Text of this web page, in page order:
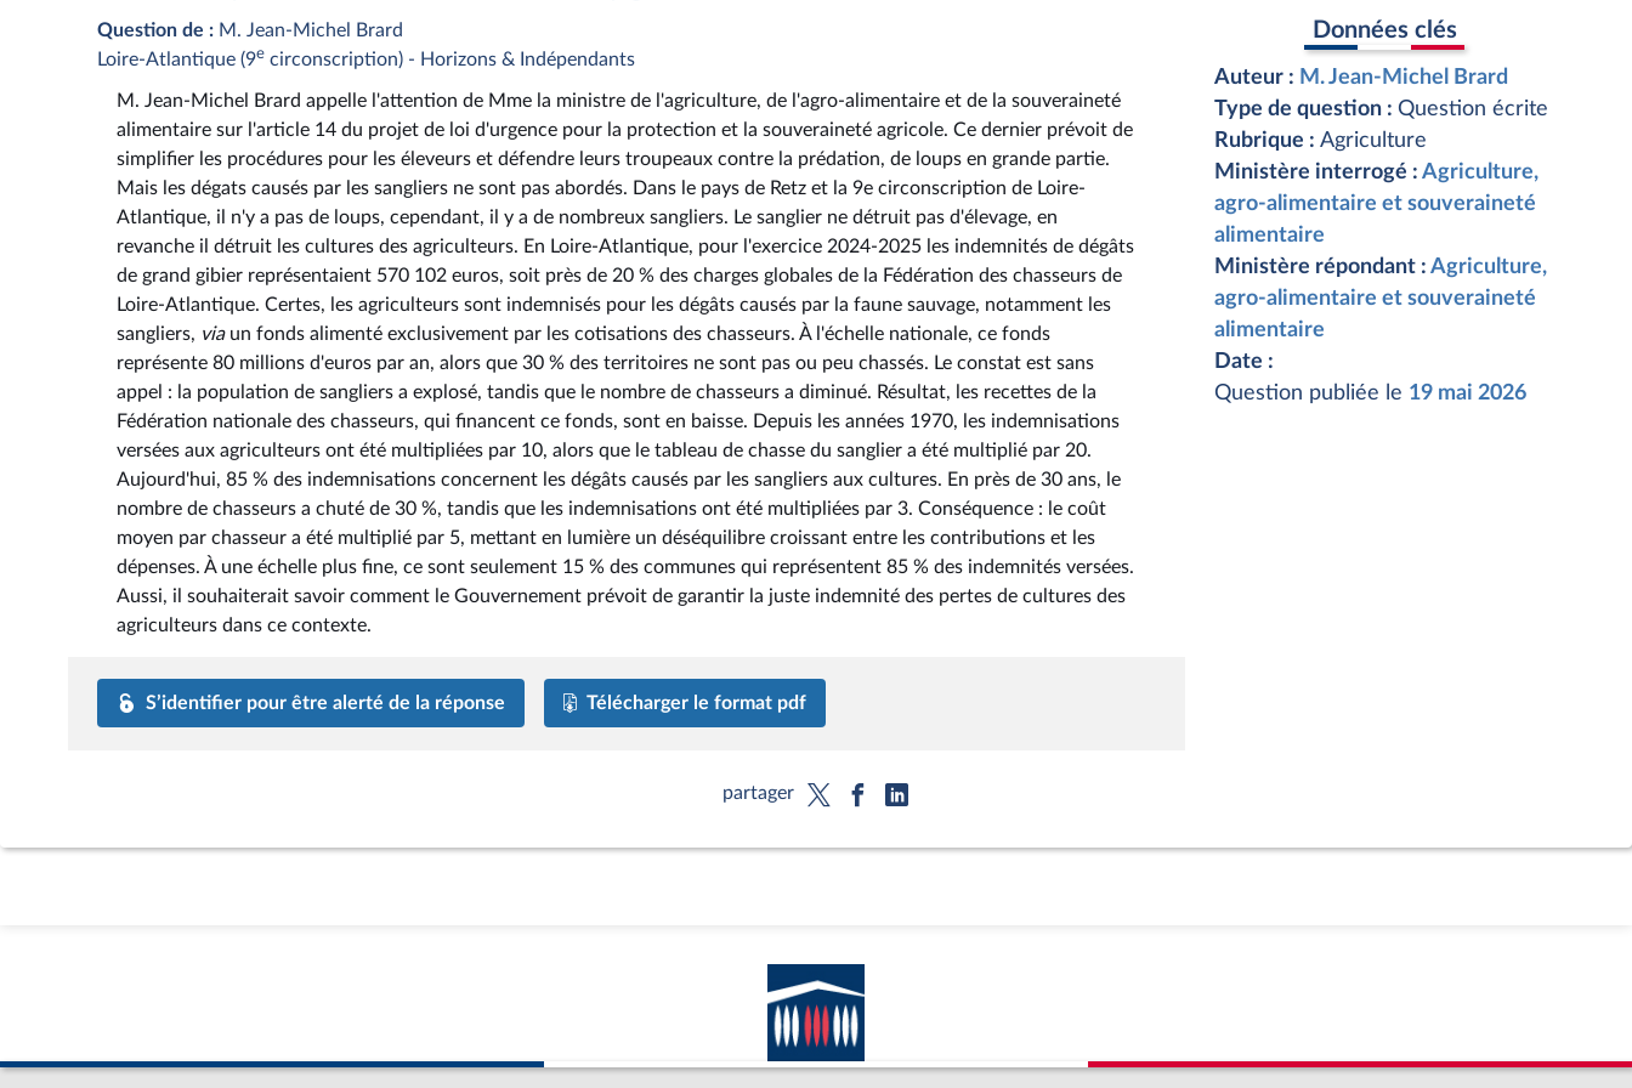
Question de : M. Jean-Michel Brard
Loire-Atlantique (9e circonscription) - Horizons & Indépendants
M. Jean-Michel Brard appelle l'attention de Mme la ministre de l'agriculture, de l'agro-alimentaire et de la souveraineté
alimentaire sur l'article 14 du projet de loi d'urgence pour la protection et la souveraineté agricole. Ce dernier prévoit de
simplifier les procédures pour les éleveurs et défendre leurs troupeaux contre la prédation, de loups en grande partie.
Mais les dégats causés par les sangliers ne sont pas abordés. Dans le pays de Retz et la 9e circonscription de Loire-
Atlantique, il n'y a pas de loups, cependant, il y a de nombreux sangliers. Le sanglier ne détruit pas d'élevage, en
revanche il détruit les cultures des agriculteurs. En Loire-Atlantique, pour l'exercice 2024-2025 les indemnités de dégâts
de grand gibier représentaient 570 102 euros, soit près de 20 % des charges globales de la Fédération des chasseurs de
Loire-Atlantique. Certes, les agriculteurs sont indemnisés pour les dégâts causés par la faune sauvage, notamment les
sangliers, viaun fonds alimenté exclusivement par les cotisations des chasseurs. À l'échelle nationale, ce fonds
représente 80 millions d'euros par an, alors que 30 % des territoires ne sont pas ou peu chassés. Le constat est sans
appel : la population de sangliers a explosé, tandis que le nombre de chasseurs a diminué. Résultat, les recettes de la
Fédération nationale des chasseurs, qui financent ce fonds, sont en baisse. Depuis les années 1970, les indemnisations
versées aux agriculteurs ont été multipliées par 10, alors que le tableau de chasse du sanglier a été multiplié par 20.
Aujourd'hui, 85 % des indemnisations concernent les dégâts causés par les sangliers aux cultures. En près de 30 ans, le
nombre de chasseurs a chuté de 30 %, tandis que les indemnisations ont été multipliées par 3. Conséquence : le coût
moyen par chasseur a été multiplié par 5, mettant en lumière un déséquilibre croissant entre les contributions et les
dépenses. À une échelle plus fine, ce sont seulement 15 % des communes qui représentent 85 % des indemnités versées.
Aussi, il souhaiterait savoir comment le Gouvernement prévoit de garantir la juste indemnité des pertes de cultures des
agriculteurs dans ce contexte.
S’identifier pour être alerté de la réponse Télécharger le format pdf
Données clés
Auteur : M. Jean-Michel Brard
Type de question : Question écrite
Rubrique : Agriculture
Ministère interrogé : Agriculture,
agro-alimentaire et souveraineté
alimentaire
Ministère répondant : Agriculture,
agro-alimentaire et souveraineté
alimentaire
Date :
Question publiée le 19 mai 2026
partager